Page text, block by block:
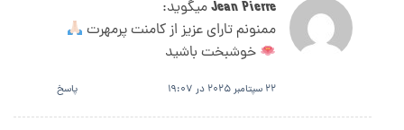
Jean Pierreمیگوید:
ممنونم تارای عزیز از کامنت پرمهرت
خوشبخت باشید
22 سپتامبر 2025 در 19:07 پاسخ